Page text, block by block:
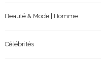
Beauté & Mode | Homme
Célébrités